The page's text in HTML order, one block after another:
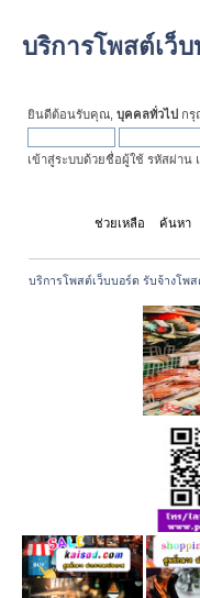
บริการโพสต์เว็
ยินดีต้อนรับคุณ, บุคคลทั่วไป กรุ
เข้าสู่ระบบด้วยชื่อผู้ใช้ รหัสผ่าน
ช่วยเหลือ ค้นหา
บริการโพสต์เว็บบอร์ด รับจ้างโพ